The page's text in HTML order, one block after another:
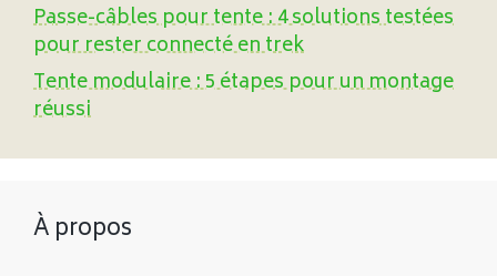
Passe-câbles pour tente : 4 solutions testées
pour rester connecté en trek
Tente modulaire : 5 étapes pour un montage
réussi
À propos